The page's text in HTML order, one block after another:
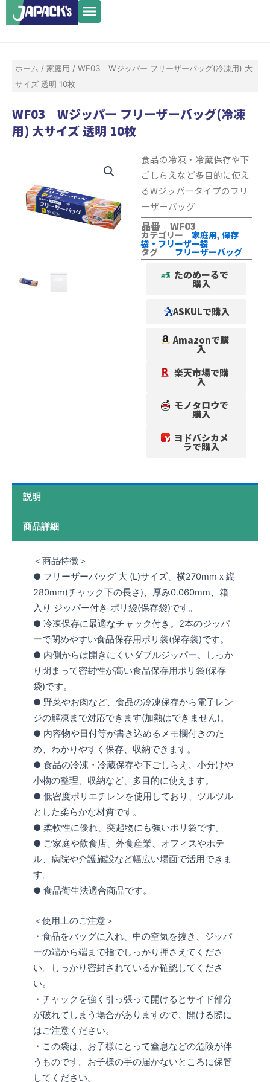
容
メ
ニ
ホーム / 家庭用 / WF03 Wジッパー フリーザーバッグ(冷凍用) 大
サイズ 透明 10枚
WF03 Wジッパー フリーザーバッグ(冷凍
用) 大サイズ 透明 10枚
食品の冷凍・冷蔵保存や下
ごしらえなど多目的に使え
るWジッパータイプのフリ
ーザーバッグ
品番 WF03
カテゴリー 家庭用, 保存
袋・フリーザー袋
タグ フリーザーバッグ
たのめーるで
購入
ASKULで購入
Amazonで購
入
楽天市場で購
入
モノタロウで
購入
ヨドバシカメ
ラで購入
説明
商品詳細
＜商品特徴＞
● フリーザーバッグ 大 (L)サイズ、横270mmｘ縦
280mm(チャック下の長さ)、厚み0.060mm、箱
入り ジッパー付き ポリ袋(保存袋)です。
● 冷凍保存に最適なチャック付き。2本のジッパ
ーで閉めやすい食品保存用ポリ袋(保存袋)です。
● 内側からは開きにくいダブルジッパー。しっか
り閉まって密封性が高い食品保存用ポリ袋(保存
袋)です。
● 野菜やお肉など、食品の冷凍保存から電子レン
ジの解凍まで対応できます(加熱はできません)。
● 内容物や日付等が書き込めるメモ欄付きのた
め、わかりやすく保存、収納できます。
● 食品の冷凍・冷蔵保存や下ごしらえ、小分けや
小物の整理、収納など、多目的に使えます。
● 低密度ポリエチレンを使用しており、ツルツル
とした柔らかな材質です。
● 柔軟性に優れ、突起物にも強いポリ袋です。
● ご家庭や飲食店、外食産業、オフィスやホテ
ル、病院や介護施設など幅広い場面で活用できま
す。
● 食品衛生法適合商品です。
＜使用上のご注意＞
・食品をバッグに入れ、中の空気を抜き、ジッパ
ーの端から端まで指でしっかり押さえてくださ
い。しっかり密封されているか確認してくださ
い。
・チャックを強く引っ張って開けるとサイド部分
が破れてしまう場合がありますので、開ける際に
はご注意ください。
・この袋は、お子様にとって窒息などの危険が伴
うものです。お子様の手の届かないところに保管
してください。